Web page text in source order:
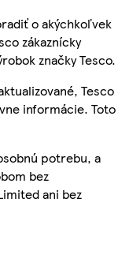
o akýchkoľvek
zákaznícky
značky Tesco.
Tesco
informácie. Toto
potrebu, a
bez
ani bez